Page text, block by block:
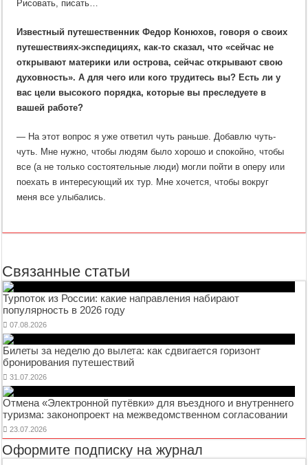
Рисовать, писать…
Известный путешественник Федор Конюхов, говоря о своих
путешествиях-экспедициях, как-то сказал, что «сейчас не
открывают материки или острова, сейчас открывают свою
духовность». А для чего или кого трудитесь вы? Есть ли у
вас цели высокого порядка, которые вы преследуете в
вашей работе?
— На этот вопрос я уже ответил чуть раньше. Добавлю чуть-
чуть. Мне нужно, чтобы людям было хорошо и спокойно, чтобы
все (а не только состоятельные люди) могли пойти в оперу или
поехать в интересующий их тур. Мне хочется, чтобы вокруг
меня все улыбались.
Связанные статьи
Турпоток из России: какие направления набирают
популярность в 2026 году
07.08.2026
Билеты за неделю до вылета: как сдвигается горизонт
бронирования путешествий
31.07.2026
Отмена «Электронной путёвки» для въездного и внутреннего
туризма: законопроект на межведомственном согласовании
23.07.2026
Оформите подписку на журнал